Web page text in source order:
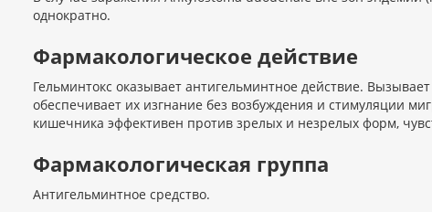
однократно.
Фармакологическое действие
Гельминтокс оказывает антигельминтное действие.
обеспечивает их изгнание без возбуждения и стимуляции
кишечника эффективен против зрелых и незрелых форм,
Фармакологическая группа
Антигельминтное средство.